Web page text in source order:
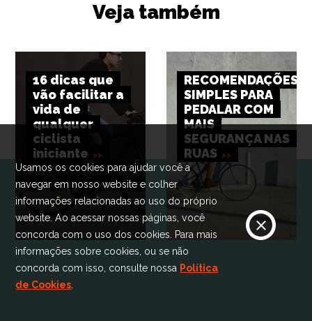
Veja também
16 dicas que
vão facilitar a
vida de
qualquer
ciclista
iniciante
RECOMENDAÇÕES
SIMPLES PARA
PEDALAR COM
MAIS
SEGURANÇA NAS
RUAS
Usamos os cookies para ajudar você a
navegar em nosso website e colher
informações relacionadas ao uso do próprio
website. Ao acessar nossas páginas, você
concorda com o uso dos cookies. Para mais
informações sobre cookies, ou se não
concorda com isso, consulte nossa Política
de Cookies